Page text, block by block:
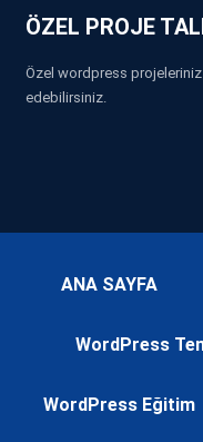
ÖZEL PROJE
Özel wordpress
edebilirsiniz.
ANA SAYFA
WordPress
WordPress Eğitim